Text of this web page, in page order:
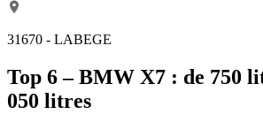
31670 - LABEGE
Top 6 – BMW X7 : de 750
050 litres